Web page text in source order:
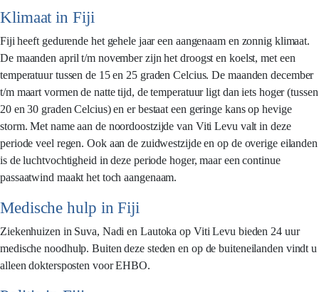
Klimaat in Fiji
Fiji heeft gedurende het gehele jaar een aangenaam en zonnig klimaat.
De maanden april t/m november zijn het droogst en koelst, met een
temperatuur tussen de 15 en 25 graden Celcius. De maanden december
t/m maart vormen de natte tijd, de temperatuur ligt dan iets hoger (tussen
20 en 30 graden Celcius) en er bestaat een geringe kans op hevige
storm. Met name aan de noordoostzijde van Viti Levu valt in deze
periode veel regen. Ook aan de zuidwestzijde en op de overige eilanden
is de luchtvochtigheid in deze periode hoger, maar een continue
passaatwind maakt het toch aangenaam.
Medische hulp in Fiji
Ziekenhuizen in Suva, Nadi en Lautoka op Viti Levu bieden 24 uur
medische noodhulp. Buiten deze steden en op de buiteneilanden vindt u
alleen doktersposten voor EHBO.